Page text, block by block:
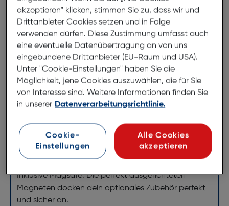
ArtNr.: 620942053
Mit dieser stylischen hybrid Schutzhülle ist dein Gerät
voll im Trend und optimal geschützt. Hergestellt aus
hochwertigem Polycarbonat und TPU.
Klare kratzfeste Rückseite und bruchfester flexibler
Kantenschutz bieten besten Schutz. Erhöhte Kanten
an den Ecken hebt den Bildschirm und die Kamera
Schlankes elegantes Design und transparentes
Design erhalten Original Farbe und Form. Tasten und
Telefonfunktion werden nicht beeinträchtigt.
Inklusive Magsafe: Die perfekt ausgerichteten
Magneten docken dein optionales Zubehör perfekt
und sicher an.
akzeptieren“ klicken, stimmen Sie zu, dass wir und
Drittanbieter Cookies setzen und in Folge
verwenden dürfen. Diese Zustimmung umfasst auch
eine eventuelle Datenübertragung an von uns
eingebundene Drittanbieter (EU-Raum und USA).
Unter "Cookie-Einstellungen" haben Sie die
Möglichkeit, jene Cookies auszuwählen, die für Sie
von Interesse sind. Weitere Informationen finden Sie
in unserer Datenverarbeitungsrichtlinie.
Cookie-
Einstellungen
Alle Cookies
akzeptieren